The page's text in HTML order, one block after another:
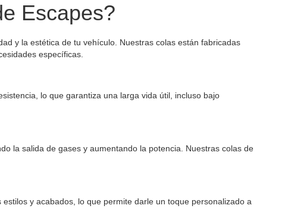
Escapes?
y la estética de tu vehículo. Nuestras colas están fabricadas
específicas.
lo que garantiza una larga vida útil, incluso bajo
la salida de gases y aumentando la potencia. Nuestras colas de
y acabados, lo que permite darle un toque personalizado a